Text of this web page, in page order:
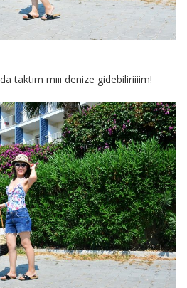
taktım mııı denize gidebiliriiiim!